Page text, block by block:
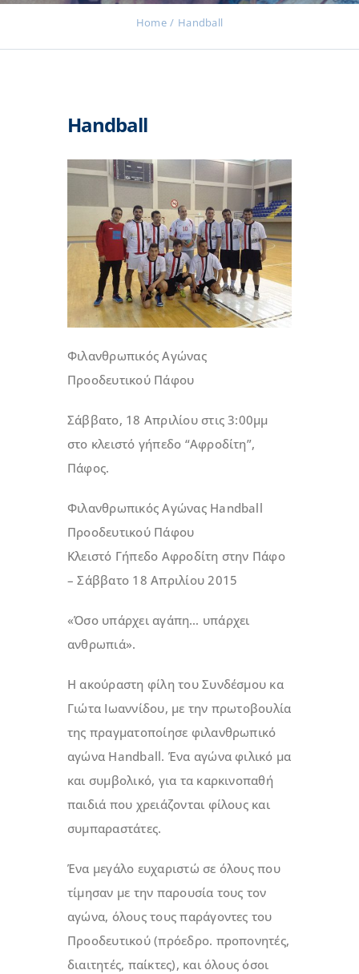
Επικοινωνία
Εισφορές
Home Handball
Handball
Φιλανθρωπικός Αγώνας
Προοδευτικού Πάφου
Σάββατο, 18 Απριλίου στις 3:00μμ
στο κλειστό γήπεδο “Αφροδίτη”,
Πάφος.
Φιλανθρωπικός Αγώνας Handball
Προοδευτικού Πάφου
Κλειστό Γήπεδο Αφροδίτη στην Πάφο
– Σάββατο 18 Απριλίου 2015
«Όσο υπάρχει αγάπη… υπάρχει
ανθρωπιά».
Η ακούραστη φίλη του Συνδέσμου κα
Γιώτα Ιωαννίδου, με την πρωτοβουλία
της πραγματοποίησε φιλανθρωπικό
αγώνα Handball. Ένα αγώνα φιλικό μα
και συμβολικό, για τα καρκινοπαθή
παιδιά που χρειάζονται φίλους και
συμπαραστάτες.
Ένα μεγάλο ευχαριστώ σε όλους που
τίμησαν με την παρουσία τους τον
αγώνα, όλους τους παράγοντες του
Προοδευτικού (πρόεδρο. προπονητές,
διαιτητές, παίκτες), και όλους όσοι